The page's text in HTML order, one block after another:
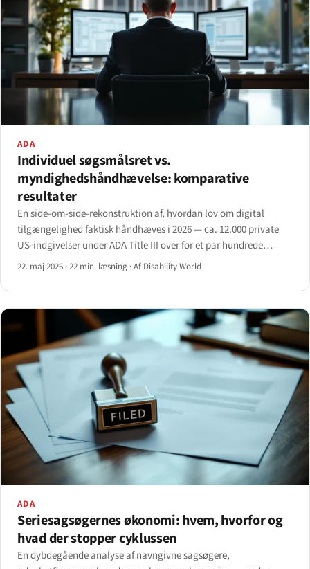
ADA
Individuel søgsmålsret vs.
myndighedshåndhævelse: komparative
resultater
En side-om-side-rekonstruktion af, hvordan lov om digital
tilgængelighed faktisk håndhæves i 2026 — ca. 12.000 private
US-indgivelser under ADA Title III over for et par hundrede
myndighedsledede sager i EU og UK.
22. maj 2026 ·22 min. læsning ·Af Disability World
ADA
Seriesagsøgernes økonomi: hvem, hvorfor og
hvad der stopper cyklussen
En dybdegående analyse af navngivne sagsøgere,